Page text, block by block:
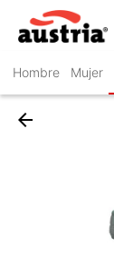
Hombre Mujer
arrow_back